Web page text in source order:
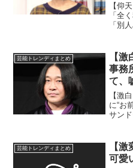
【仰
「全
「別
化に
名前
芸能トレンディまとめ
【
事務
て、
【激
に“お
サン
佐久
ビ東
芸能トレンディまとめ
【
可愛